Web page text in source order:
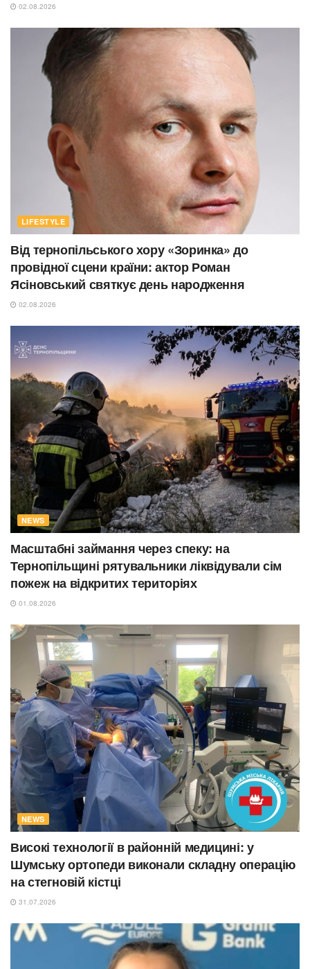
02.08.2026
LIFESTYLE
Від тернопільського хору «Зоринка» до
провідної сцени країни: актор Роман
Ясіновський святкує день народження
02.08.2026
NEWS
Масштабні займання через спеку: на
Тернопільщині рятувальники ліквідували сім
пожеж на відкритих територіях
01.08.2026
NEWS
Високі технології в районній медицині: у
Шумську ортопеди виконали складну операцію
на стегновій кістці
31.07.2026